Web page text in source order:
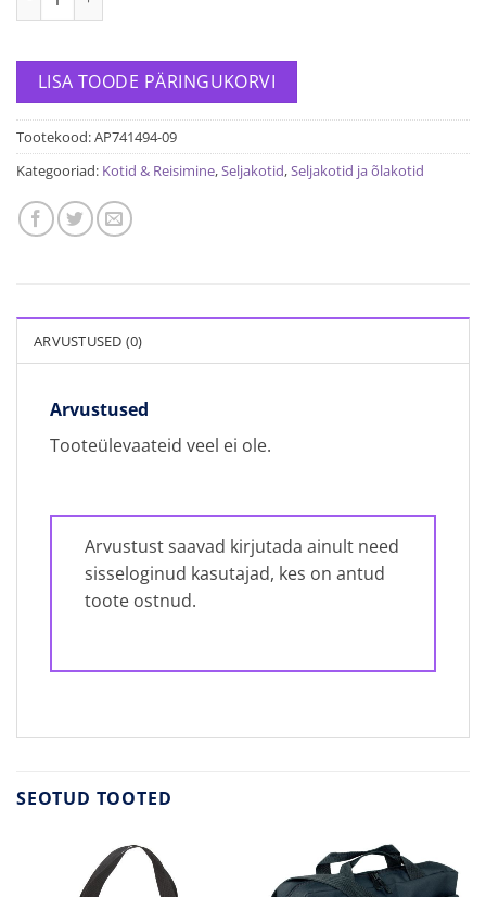
LISA TOODE PÄRINGUKORVI
Tootekood:AP741494-09
Kategooriad: Kotid & Reisimine,Seljakotid,Seljakotid ja õlakotid
ARVUSTUSED (0)
Arvustused
Tooteülevaateid veel ei ole.
Arvustust saavad kirjutada ainult need
sisseloginud kasutajad, kes on antud
toote ostnud.
SEOTUD TOOTED